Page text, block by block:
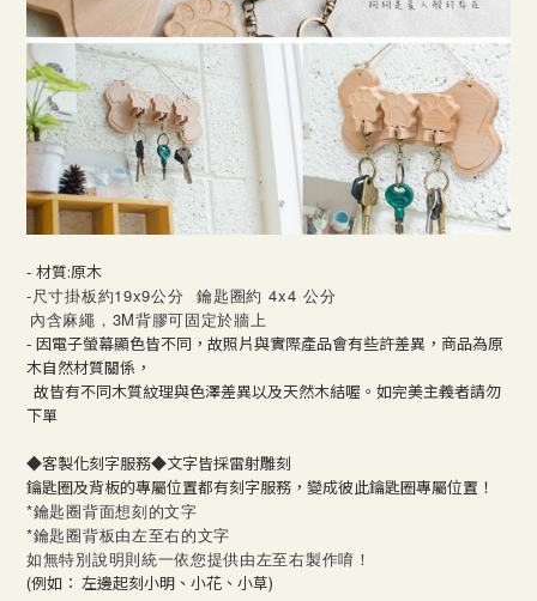
- 材質:原木
-尺寸掛板約19x9公分鑰匙圈約 4x4 公分
內含麻繩，3M背膠可固定於牆上
- 因電子螢幕顯色皆不同，故照片與實際產品會有些許差異，商品為原
木自然材質關係，
故皆有不同木質紋理與色澤差異以及天然木結喔。如完美主義者請勿
下單
◆客製化刻字服務◆文字皆採雷射雕刻
鑰匙圈及背板的專屬位置都有刻字服務，變成彼此鑰匙圈專屬位置！
*鑰匙圈背面想刻的文字
*鑰匙圈背板由左至右的文字
如無特別說明則統一依您提供由左至右製作唷！
(例如： 左邊起刻小明、小花、小草)